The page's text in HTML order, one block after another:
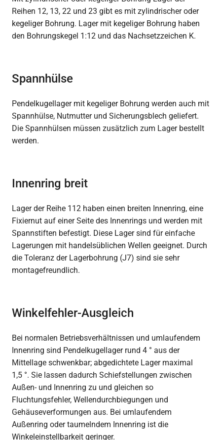
Reihen 12, 13, 22 und 23 gibt es mit zylindrischer oder
kegeliger Bohrung. Lager mit kegeliger Bohrung haben
den Bohrungskegel 1:12 und das Nachsetzzeichen K.
Spannhülse
Pendelkugellager mit kegeliger Bohrung werden auch mit
Spannhülse, Nutmutter und Sicherungsblech geliefert.
Die Spannhülsen müssen zusätzlich zum Lager bestellt
werden.
Innenring breit
Lager der Reihe 112 haben einen breiten Innenring, eine
Fixiernut auf einer Seite des Innenrings und werden mit
Spannstiften befestigt. Diese Lager sind für einfache
Lagerungen mit handelsüblichen Wellen geeignet. Durch
die Toleranz der Lagerbohrung (J7) sind sie sehr
montagefreundlich.
Winkelfehler-Ausgleich
Bei normalen Betriebsverhältnissen und umlaufendem
Innenring sind Pendelkugellager rund 4 ° aus der
Mittellage schwenkbar; abgedichtete Lager maximal
1,5 °. Sie lassen dadurch Schiefstellungen zwischen
Außen- und Innenring zu und gleichen so
Fluchtungsfehler, Wellendurchbiegungen und
Gehäuseverformungen aus. Bei umlaufendem
Außenring oder taumelndem Innenring ist die
Winkeleinstellbarkeit geringer.